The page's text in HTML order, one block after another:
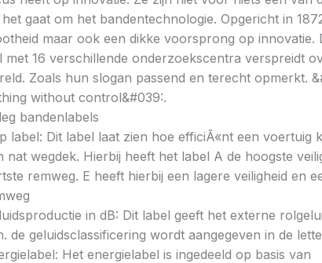
gaat om het bandentechnologie. Opgericht in
maar ook een dikke voorsprong op innovatie.
met 16 verschillende onderzoekscentra verspreidt
Zoals hun slogan passend en terecht opmerkt.
without control&#039:.
bandenlabels
label: Dit label laat zien hoe efficiÃ«nt een voertuig
nat wegdek. Hierbij heeft het label A de hoogste
remweg. E heeft hierbij een lagere veiligheid en
in dB: Dit label geeft het externe
de geluidsclassificering wordt aangegeven in de
Het energielabel is ingedeeld op basis van